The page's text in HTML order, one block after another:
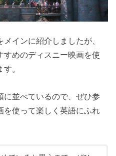
メインに紹介しましたが、
すめのディスニー映画を使
。
に並べているので、ぜひ参
を使って楽しく英語にふれ